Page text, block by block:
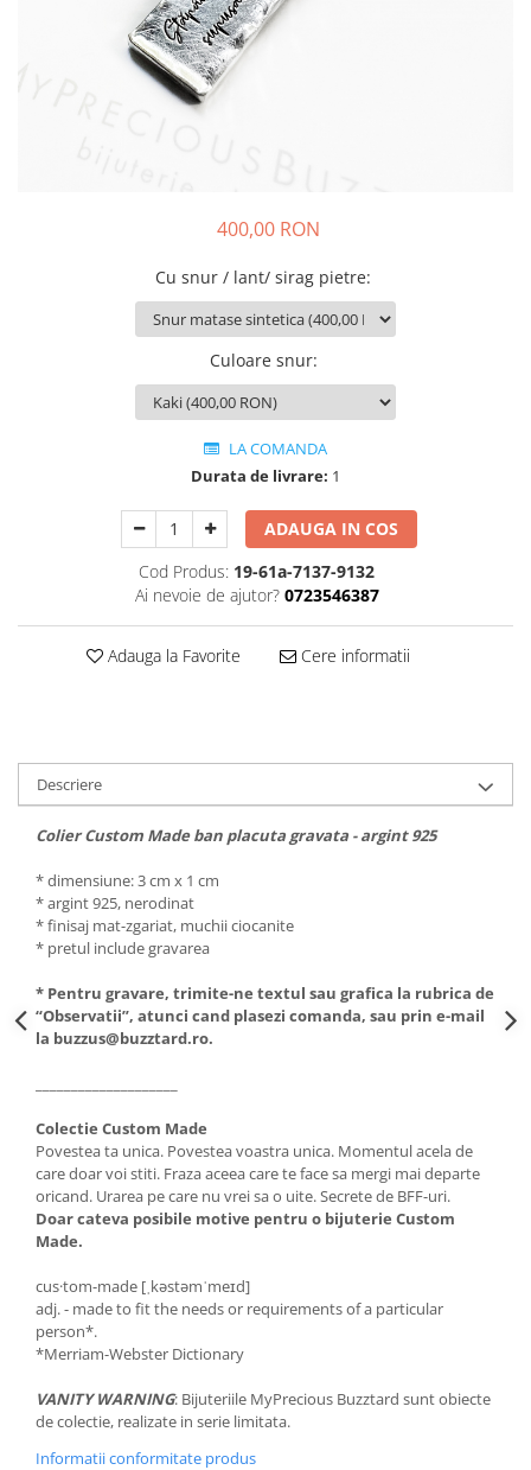
AN-TAN-TICHITAN
400,00 RON
Cu snur / lant/ sirag pietre:
Culoare snur:
LA COMANDA
Durata de livrare: 1
ADAUGA IN COS
Cod Produs: 19-61a-7137-9132
Ai nevoie de ajutor? 0723546387
Adauga la Favorite Cere informatii
Descriere
Colier Custom Made ban placuta gravata - argint 925
* dimensiune: 3 cm x 1 cm
* argint 925, nerodinat
* finisaj mat-zgariat, muchii ciocanite
* pretul include gravarea
* Pentru gravare, trimite-ne textul sau grafica la rubrica de
“Observatii”, atunci cand plasezi comanda, sau prin e-mail
la buzzus@buzztard.ro.
Colectie Custom Made
Povestea ta unica. Povestea voastra unica. Momentul acela de
care doar voi stiti. Fraza aceea care te face sa mergi mai departe
oricand. Urarea pe care nu vrei sa o uite. Secrete de BFF-uri.
Doar cateva posibile motive pentru o bijuterie Custom
Made.
cus·tom-made [ˌkəstəmˈmeɪd]
adj. - made to fit the needs or requirements of a particular
person*.
*Merriam-Webster Dictionary
VANITY WARNING: Bijuteriile MyPrecious Buzztard sunt obiecte
de colectie, realizate in serie limitata.
Informatii conformitate produs